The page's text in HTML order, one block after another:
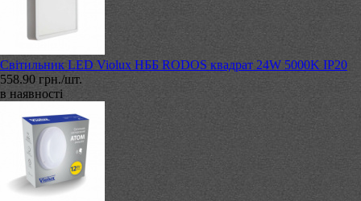
Світильник LED Violux НББ RODOS квадрат 24W 5000K IP20
558.90 грн./шт.
в наявності